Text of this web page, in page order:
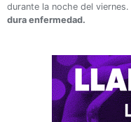
durante la noche del viernes.
dura enfermedad.